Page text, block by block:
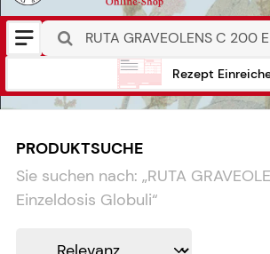
Rezept
PRODUKTSUCHE
Sie suchen nach: „RUTA
Einzeldosis Globuli“